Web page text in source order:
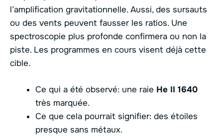
l’amplification gravitationnelle. Aussi, des sursauts
ou des vents peuvent fausser les ratios. Une
spectroscopie plus profonde confirmera ou non la
piste. Les programmes en cours visent déjà cette
cible.
Ce qui a été observé: une raie He II 1640
très marquée.
Ce que cela pourrait signifier: des étoiles
presque sans métaux.